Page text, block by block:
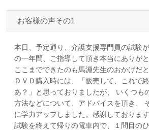
お客様の声その1
本日、予定通り、介護支援専門員の試験
の一年間、ご指導して頂き本当にありが
ここまでできたのも馬淵先生のおかげだ
ＤＶＤ購入時には、「販売して、これで
あ？」と思っておりましたが、 いくつも
方法などについて、アドバイスを頂き、
に学力アップしました。感謝しておりま
試験を終えて帰りの電車内で、１問目の